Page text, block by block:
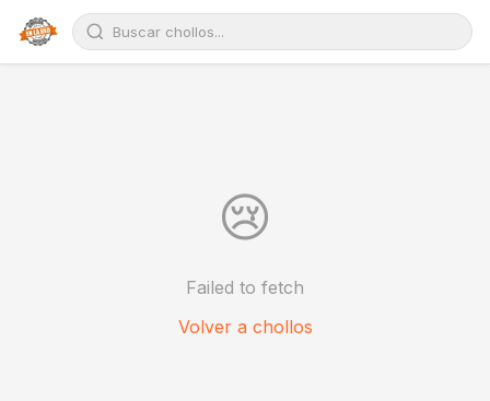
😢
Failed to fetch
Volver a chollos